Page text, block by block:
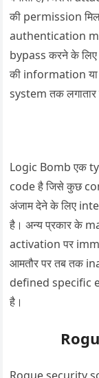
की permission
authentication
bypass करने के
की information
system तक लगातार
Logic Bomb एक
code है जिसे कुछ
अंजाम देने के लिए
है। अन्य प्रकार के
activation पर
आमतौर पर तब तक
defined specific
है।